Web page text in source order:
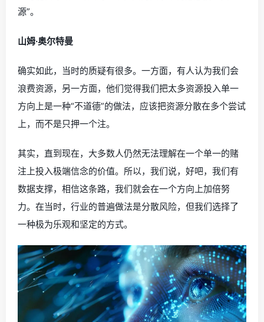
源”。
山姆·奥尔特曼
确实如此，当时的质疑有很多。一方面，有人认为我们会
浪费资源，另一方面，他们觉得我们把太多资源投入单一
方向上是一种“不道德”的做法，应该把资源分散在多个尝试
上，而不是只押一个注。
其实，直到现在，大多数人仍然无法理解在一个单一的赌
注上投入极端信念的价值。所以，我们说，好吧，我们有
数据支撑，相信这条路，我们就会在一个方向上加倍努
力。在当时，行业的普遍做法是分散风险，但我们选择了
一种极为乐观和坚定的方式。